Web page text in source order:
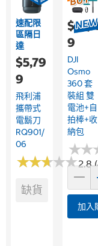
速配限
區隔日
達
$5,79
9
飛利浦
攜帶式
電鬍刀
RQ901/
06
★★★★★
★★★★★2.8
缺貨
9
DJI
Osmo
360 套
裝組 雙
電池+自
拍棒+收
納包
★★
★★
加入